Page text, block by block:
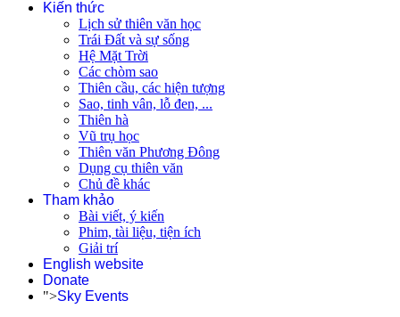
Kiến thức
Lịch sử thiên văn học
Trái Đất và sự sống
Hệ Mặt Trời
Các chòm sao
Thiên cầu, các hiện tượng
Sao, tinh vân, lỗ đen, ...
Thiên hà
Vũ trụ học
Thiên văn Phương Đông
Dụng cụ thiên văn
Chủ đề khác
Tham khảo
Bài viết, ý kiến
Phim, tài liệu, tiện ích
Giải trí
English website
Donate
">Sky Events